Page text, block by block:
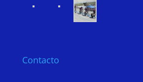
Contacto